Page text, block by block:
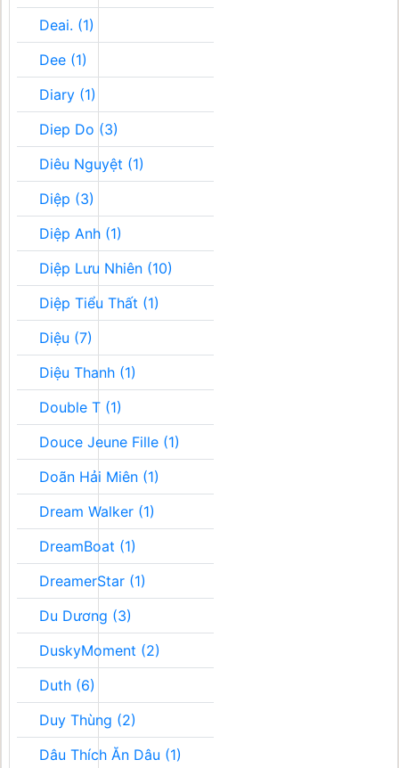
Deai. (1)
Dee (1)
Diary (1)
Diep Do (3)
Diêu Nguyệt (1)
Diệp (3)
Diệp Anh (1)
Diệp Lưu Nhiên (10)
Diệp Tiểu Thất (1)
Diệu (7)
Diệu Thanh (1)
Double T (1)
Douce Jeune Fille (1)
Doãn Hải Miên (1)
Dream Walker (1)
DreamBoat (1)
DreamerStar (1)
Du Dương (3)
DuskyMoment (2)
Duth (6)
Duy Thùng (2)
Dâu Thích Ăn Dâu (1)